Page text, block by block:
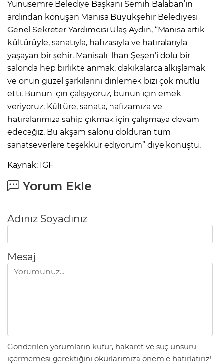
Yunusemre Belediye Başkanı Semih Balaban’ın
ardından konuşan Manisa Büyükşehir Belediyesi
Genel Sekreter Yardımcısı Ulaş Aydın, “Manisa artık
kültürüyle, sanatıyla, hafızasıyla ve hatıralarıyla
yaşayan bir şehir. Manisalı İlhan Şeşen’i dolu bir
salonda hep birlikte anmak, dakikalarca alkışlamak
ve onun güzel şarkılarını dinlemek bizi çok mutlu
etti. Bunun için çalışıyoruz, bunun için emek
veriyoruz. Kültüre, sanata, hafızamıza ve
hatıralarımıza sahip çıkmak için çalışmaya devam
edeceğiz. Bu akşam salonu dolduran tüm
sanatseverlere teşekkür ediyorum” diye konuştu.
Kaynak: IGF
Yorum Ekle
Adınız Soyadınız
Mesaj
Gönderilen yorumların küfür, hakaret ve suç unsuru
içermemesi gerektiğini okurlarımıza önemle hatırlatırız!